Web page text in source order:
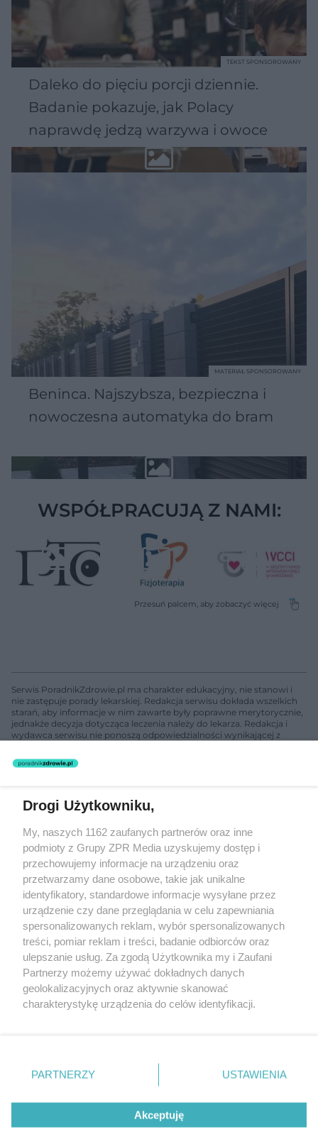
Daleko do pięciu porcji dziennie.
Badanie pokazuje, jak Polacy
naprawdę jedzą warzywa i owoce
TEKST SPONSOROWANY
Beninca. Najszybsza, bezpieczna i
nowoczesna automatyka do bram
MATERIAŁ SPONSOROWANY
WSPÓŁPRACUJĄ Z NAMI:
Serwis PoradnikZdrowie.pl ma charakter edukacyjny, nie stanowi i
nie zastępuje porady lekarskiej. Redakcja serwisu dokłada wszelkich
starań, aby informacje w nim zawarte były poprawne merytorycznie,
jednakże decyzja dotycząca leczenia należy do lekarza. Redakcja i
wydawca serwisu nie ponoszą odpowiedzialności wynikającej z
nie prowadzi działalności leczniczej polegającej na udzielaniu
świadczeń zdrowotnych w rozumieniu art. 3 ust 1 ustawy o
Żaden utwór zamieszczony w serwisie nie może być powielany i
rozpowszechniany lub dalej rozpowszechniany w jakikolwiek sposób
(w tym także elektroniczny lub mechaniczny) na jakimkolwiek polu
eksploatacji w jakiejkolwiek formie, włącznie z umieszczaniem w
Internecie bez pisemnej zgody właściciela praw. Jakiekolwiek użycie
lub wykorzystanie utworów w całości lub w części z naruszeniem
prawa, tzn. bez właściwej zgody, jest zabronione pod groźbą kary i
może być ścigane prawnie.
O nas
Nasze serwisy
Drogi Użytkowniku,
My, naszych 1162 zaufanych partnerów oraz inne
podmioty z Grupy ZPR Media uzyskujemy dostęp i
przechowujemy informacje na urządzeniu oraz
przetwarzamy dane osobowe, takie jak unikalne
identyfikatory, standardowe informacje wysyłane przez
urządzenie czy dane przeglądania w celu zapewniania
spersonalizowanych reklam, wybór spersonalizowanych
treści, pomiar reklam i treści, badanie odbiorców oraz
ulepszanie usług. Za zgodą Użytkownika my i Zaufani
Partnerzy możemy używać dokładnych danych
geolokalizacyjnych oraz aktywnie skanować
charakterystykę urządzenia do celów identyfikacji.
zmienić/wycofać klikając przycisk ustawień prywatności
znajdujący się w lewym dolnym rogu strony
rodzaje przetwarzania danych nie wymagają zgody
użytkownika, ale masz prawo sprzeciwić się takiemu
przetwarzaniu. Preferencje będą miały zastosowanie tylko
PARTNERZY USTAWIENIA
Akceptuję